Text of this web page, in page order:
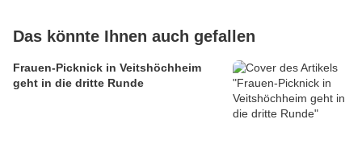
Das könnte Ihnen auch gefallen
Frauen-Picknick in Veitshöchheim
geht in die dritte Runde